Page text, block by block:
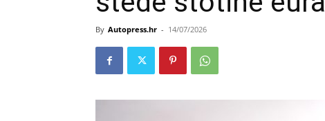
By Autopress.hr - 14/07/2026